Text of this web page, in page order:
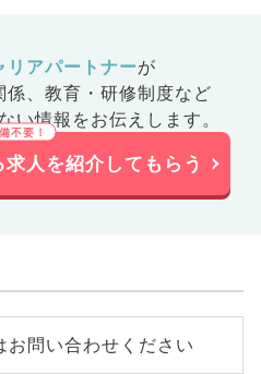
リアパートナーが
、 教育・研修制度など
い情報をお伝えします。
人を紹介してもらう
お問い合わせください